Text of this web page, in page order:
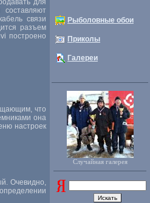
для
связи
разъем
построено
что
она
настроек
. Очевидно,
Рыболовные обои
Приколы
Галереи
Случайная галерея